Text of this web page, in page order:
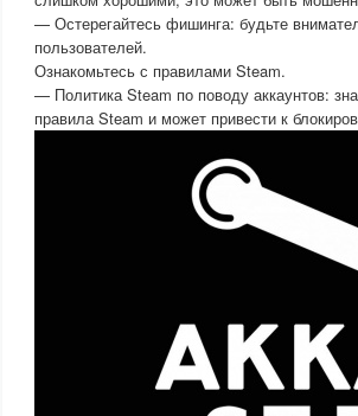
— Остерегайтесь фишинга: будьте
пользователей.
Ознакомьтесь с правилами Steam.
— Политика Steam по поводу аккаунтов:
правила Steam и может привести к